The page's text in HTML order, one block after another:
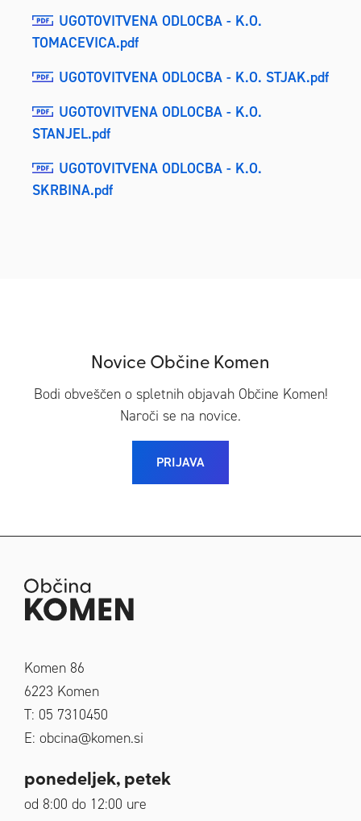
UGOTOVITVENA ODLOCBA - K.O.
TOMACEVICA.pdf
UGOTOVITVENA ODLOCBA - K.O. STJAK.pdf
UGOTOVITVENA ODLOCBA - K.O.
STANJEL.pdf
UGOTOVITVENA ODLOCBA - K.O.
SKRBINA.pdf
Novice Občine Komen
Bodi obveščen o spletnih objavah Občine Komen!
Naroči se na novice.
PRIJAVA
Komen 86
6223 Komen
T: 05 7310450
E: obcina@komen.si
ponedeljek, petek
od 8:00 do 12:00 ure